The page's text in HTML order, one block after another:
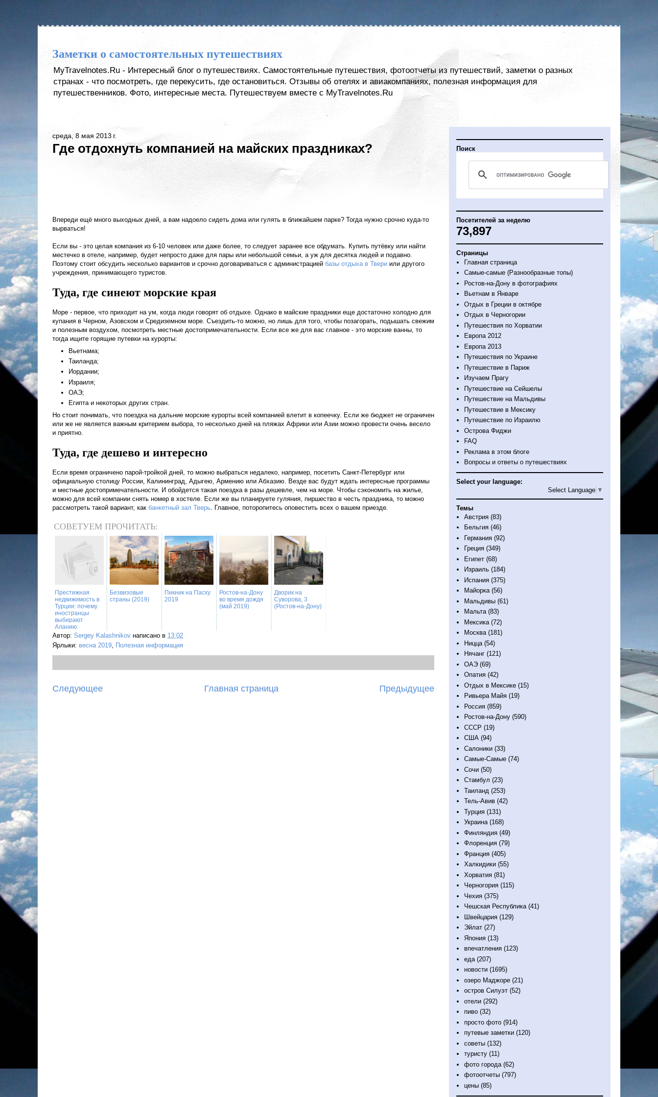
Заметки о самостоятельных путешествиях
MyTravelnotes.Ru - Интересный блог о путешествиях. Самостоятельные путешествия, фотоотчеты из путешествий, заметки о разных
странах - что посмотреть, где перекусить, где остановиться. Отзывы об отелях и авиакомпаниях, полезная информация для
путешественников. Фото, интересные места. Путешествуем вместе с MyTravelnotes.Ru
среда, 8 мая 2013 г.
Где отдохнуть компанией на майских праздниках?
Впереди ещё много выходных дней, а вам надоело сидеть дома или гулять в ближайшем парке? Тогда нужно срочно куда-то
вырваться!
Если вы - это целая компания из 6-10 человек или даже более, то следует заранее все обдумать. Купить путёвку или найти
местечко в отеле, например, будет непросто даже для пары или небольшой семьи, а уж для десятка людей и подавно.
Поэтому стоит обсудить несколько вариантов и срочно договариваться с администрацией базы отдыха в Твери или другого
учреждения, принимающего туристов.
Туда, где синеют морские края
Море - первое, что приходит на ум, когда люди говорят об отдыхе. Однако в майские праздники еще достаточно холодно для
купания в Черном, Азовском и Средиземном море. Съездить-то можно, но лишь для того, чтобы позагорать, подышать свежим
и полезным воздухом, посмотреть местные достопримечательности. Если все же для вас главное - это морские ванны, то
тогда ищите горящие путевки на курорты:
Вьетнама;
Таиланда;
Иордании;
Израиля;
ОАЭ;
Египта и некоторых других стран.
Но стоит понимать, что поездка на дальние морские курорты всей компанией влетит в копеечку. Если же бюджет не ограничен
или же не является важным критерием выбора, то несколько дней на пляжах Африки или Азии можно провести очень весело
и приятно.
Туда, где дешево и интересно
Если время ограничено парой-тройкой дней, то можно выбраться недалеко, например, посетить Санкт-Петербург или
официальную столицу России, Калининград, Адыгею, Армению или Абхазию. Везде вас будут ждать интересные программы
и местные достопримечательности. И обойдется такая поездка в разы дешевле, чем на море. Чтобы сэкономить на жилье,
можно для всей компании снять номер в хостеле. Если же вы планируете гуляния, пиршество в честь праздника, то можно
рассмотреть такой вариант, как банкетный зал Тверь . Главное, поторопитесь оповестить всех о вашем приезде.
СОВЕТУЕМ ПРОЧИТАТЬ:
Престижная
недвижимость в
Турции: почему
иностранцы
выбирают
Аланию.
Безвизовые
страны (2019)
Пикник на Пасху
2019
Ростов-на-Дону
во время дождя
(май 2019)
Дворик на
Суворова, 3
(Ростов-на-Дону)
Автор: Sergey Kalashnikov написано в 13:02
Ярлыки: весна 2019, Полезная информация
Следующее Предыдущее
Главная страница
Поиск
Посетителей за неделю
73,897
Страницы
Главная страница
Самые-самые (Разнообразные топы)
Ростов-на-Дону в фотографиях
Вьетнам в Январе
Отдых в Греции в октябре
Отдых в Черногории
Путешествия по Хорватии
Европа 2012
Европа 2013
Путешествия по Украине
Путешествие в Париж
Изучаем Прагу
Путешествие на Сейшелы
Путешествие на Мальдивы
Путешествие в Мексику
Путешествие по Израилю
Острова Фиджи
FAQ
Реклама в этом блоге
Вопросы и ответы о путешествиях
Select your language:
Select Language ▼
Темы
Австрия (83)
Бельгия (46)
Германия (92)
Греция (349)
Египет (68)
Израиль (184)
Испания (375)
Майорка (56)
Мальдивы (61)
Мальта (83)
Мексика (72)
Москва (181)
Ницца (54)
Нячанг (121)
ОАЭ (69)
Опатия (42)
Отдых в Мексике (15)
Ривьера Майя (19)
Россия (859)
Ростов-на-Дону (590)
СССР (19)
США (94)
Салоники (33)
Самые-Самые (74)
Сочи (50)
Стамбул (23)
Таиланд (253)
Тель-Авив (42)
Турция (131)
Украина (168)
Финляндия (49)
Флоренция (79)
Франция (405)
Халкидики (55)
Хорватия (81)
Черногория (115)
Чехия (375)
Чешская Республика (41)
Швейцария (129)
Эйлат (27)
Япония (13)
впечатления (123)
еда (207)
новости (1695)
озеро Маджоре (21)
остров Силуэт (52)
отели (292)
пиво (32)
просто фото (914)
путевые заметки (120)
советы (132)
туристу (11)
фото города (62)
фотоотчеты (797)
цены (85)